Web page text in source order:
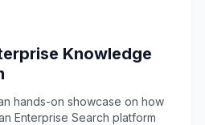
Knowledge
hands-on showcase on how
Enterprise Search platform